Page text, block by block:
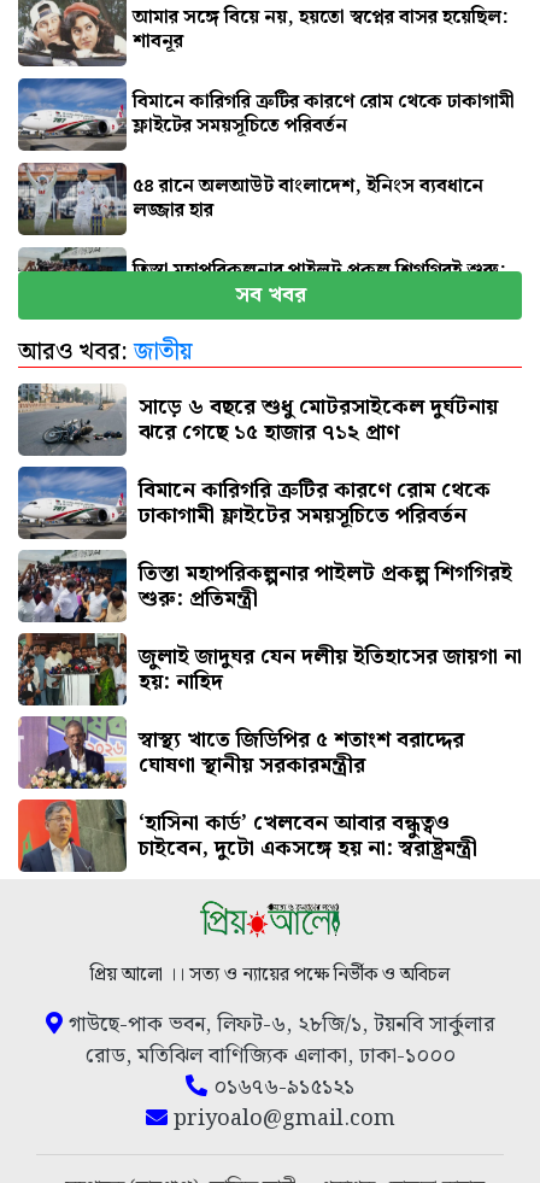
আমার সঙ্গে বিয়ে নয়, হয়তো স্বপ্নের বাসর হয়েছিল:
শাবনূর
বিমানে কারিগরি ত্রুটির কারণে রোম থেকে ঢাকাগামী
ফ্লাইটের সময়সূচিতে পরিবর্তন
৫৪ রানে অলআউট বাংলাদেশ, ইনিংস ব্যবধানে
লজ্জার হার
তিস্তা মহাপরিকল্পনার পাইলট প্রকল্প শিগগিরই শুরু:
জুলাই জাদুঘর যেন দলীয় ইতিহাসের জায়গা না হয়:
সব খবর
আরও খবর:জাতীয়
সাড়ে ৬ বছরে শুধু মোটরসাইকেল দুর্ঘটনায়
ঝরে গেছে ১৫ হাজার ৭১২ প্রাণ
বিমানে কারিগরি ত্রুটির কারণে রোম থেকে
ঢাকাগামী ফ্লাইটের সময়সূচিতে পরিবর্তন
তিস্তা মহাপরিকল্পনার পাইলট প্রকল্প শিগগিরই
শুরু: প্রতিমন্ত্রী
জুলাই জাদুঘর যেন দলীয় ইতিহাসের জায়গা না
হয়: নাহিদ
স্বাস্থ্য খাতে জিডিপির ৫ শতাংশ বরাদ্দের
ঘোষণা স্থানীয় সরকারমন্ত্রীর
‘হাসিনা কার্ড’ খেলবেন আবার বন্ধুত্বও
চাইবেন, দুটো একসঙ্গে হয় না: স্বরাষ্ট্রমন্ত্রী
প্রিয় আলো ।। সত্য ও ন্যায়ের পক্ষে নির্ভীক ও অবিচল
গাউছে-পাক ভবন, লিফট-৬, ২৮জি/১, টয়নবি সার্কুলার
রোড, মতিঝিল বাণিজ্যিক এলাকা, ঢাকা-১০০০
০১৬৭৬-৯১৫১২১
priyoalo@gmail.com